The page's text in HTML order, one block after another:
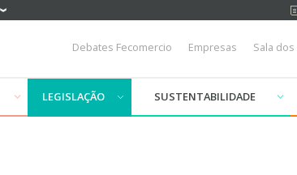
Debates Fecomercio Empresas Sala
LEGISLAÇÃO SUSTENTABILIDADE